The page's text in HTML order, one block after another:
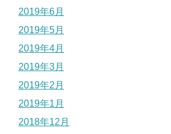
2019年6月
2019年5月
2019年4月
2019年3月
2019年2月
2019年1月
2018年12月